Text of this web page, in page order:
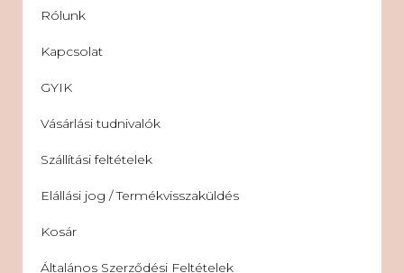
Rólunk
Kapcsolat
GYIK
Vásárlási tudnivalók
Szállítási feltételek
Elállási jog / Termékvisszaküldés
Kosár
Általános Szerződési Feltételek